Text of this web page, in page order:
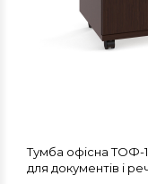
Тумба офісна ТОФ-
для документів і